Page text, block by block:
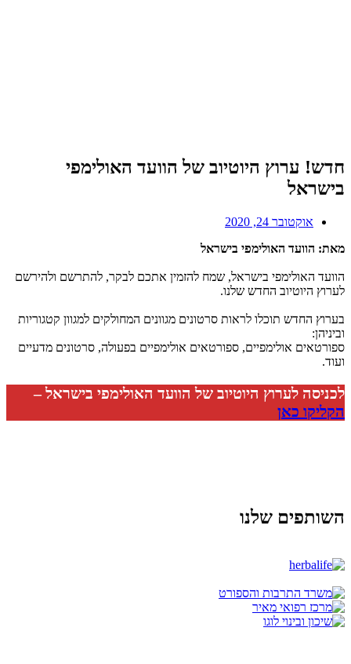
חדש! ערוץ היוטיוב של הוועד האולימפי
בישראל
אוקטובר 24, 2020
מאת: הוועד האולימפי בישראל
הוועד האולימפי בישראל, שמח להזמין אתכם לבקר, להתרשם ולהירשם
לערוץ היוטיוב החדש שלנו.
בערוץ החדש תוכלו לראות סרטונים מגוונים המחולקים למגוון קטגוריות
וביניהן:
ספורטאים אולימפיים, ספורטאים אולימפיים בפעולה, סרטונים מדעיים
ועוד.
לכניסה לערוץ היוטיוב של הוועד האולימפי בישראל –
הקליקו כאן
השותפים שלנו